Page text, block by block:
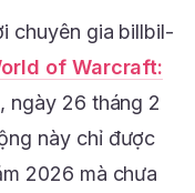
chuyên gia billbil-
of Warcraft:
ngày 26 tháng 2
này chỉ được
2026 mà chưa